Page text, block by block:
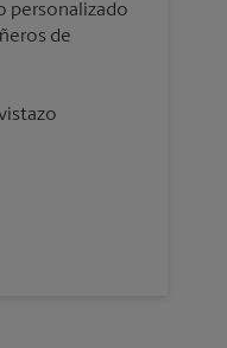
personalizado
de